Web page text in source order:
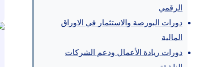
الرقمي
دورات البورصة والاستثمار في الاوراق
المالية
دورات ريادة الأعمال ودعم الشركات